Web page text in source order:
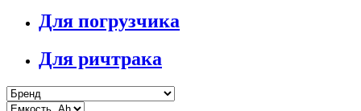
Для погрузчика
Для ричтрака